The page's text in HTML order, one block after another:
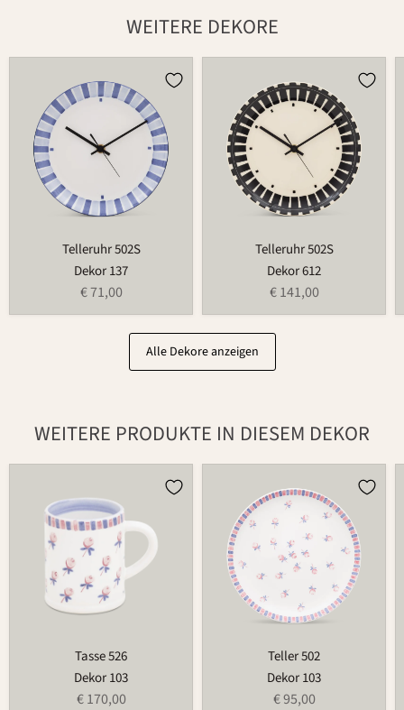
WEITERE DEKORE
Telleruhr 502S
Dekor 137
€ 71,00
Telleruhr 502S
Dekor 612
€ 141,00
Alle Dekore anzeigen
WEITERE PRODUKTE IN DIESEM DEKOR
Tasse 526
Dekor 103
€ 170,00
Teller 502
Dekor 103
€ 95,00